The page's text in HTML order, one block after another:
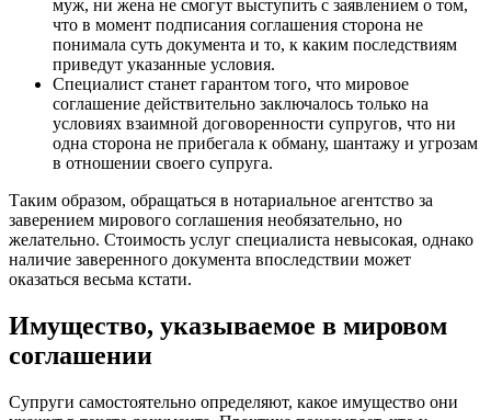
муж, ни жена не смогут выступить с заявлением о том,
что в момент подписания соглашения сторона не
понимала суть документа и то, к каким последствиям
приведут указанные условия.
Специалист станет гарантом того, что мировое
соглашение действительно заключалось только на
условиях взаимной договоренности супругов, что ни
одна сторона не прибегала к обману, шантажу и угрозам
в отношении своего супруга.
Таким образом, обращаться в нотариальное агентство за
заверением мирового соглашения необязательно, но
желательно. Стоимость услуг специалиста невысокая, однако
наличие заверенного документа впоследствии может
оказаться весьма кстати.
Имущество, указываемое в мировом
соглашении
Супруги самостоятельно определяют, какое имущество они